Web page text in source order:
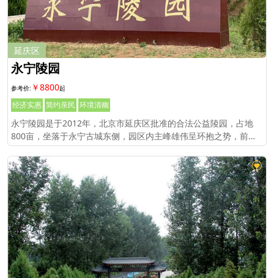
延庆区
永宁陵园
￥8800
经济实惠 简约亲民 环境清幽
永宁陵园是于2012年，北京市延庆区批准的合法公益陵园，占地
800亩，坐落于永宁古城东侧，园区内主峰雄伟呈环抱之势，前堂
宽阔，视野明亮，又有白河堡下游水流。